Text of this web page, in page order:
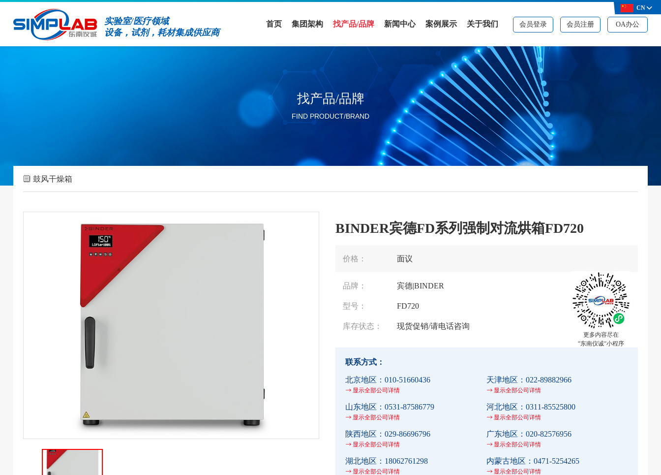
实验室/医疗领域
设备，试剂，耗材集成供应商
会员登录 会员注册 OA办公
首页 集团架构
实验室设备领域
找产品/品牌 新闻中心
公司新闻
活动展会
行业新闻
分公司新闻
案例展示
案例展示
解决方案
关于我们
公司简介
品牌资质
CN
找产品/品牌
FIND PRODUCT/BRAND
鼓风干燥箱
BINDER宾德FD系列强制对流烘箱FD720
价格： 面议
更多内容尽在
“东南仪诚“小程序
品牌： 宾德|BINDER
型号： FD720
库存状态： 现货促销/请电话咨询
联系方式：
北京地区： 010-51660436
显示全部公司详情
天津地区：022-89882966
显示全部公司详情
山东地区： 0531-87586779
显示全部公司详情
河北地区：0311-85525800
显示全部公司详情
陕西地区： 029-86696796
显示全部公司详情
广东地区：020-82576956
显示全部公司详情
湖北地区： 18062761298
显示全部公司详情
内蒙古地区：0471-5254265
显示全部公司详情